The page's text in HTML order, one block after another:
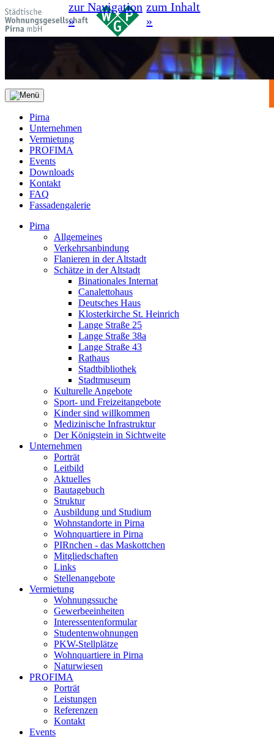
zur Navigation
»
zum Inhalt
»
Pirna
Unternehmen
Vermietung
PROFIMA
Events
Downloads
Kontakt
FAQ
Fassadengalerie
Pirna
Allgemeines
Verkehrsanbindung
Flanieren in der Altstadt
Schätze in der Altstadt
Binationales Internat
Canalettohaus
Deutsches Haus
Klosterkirche St. Heinrich
Lange Straße 25
Lange Straße 38a
Lange Straße 43
Rathaus
Stadtbibliothek
Stadtmuseum
Kulturelle Angebote
Sport- und Freizeitangebote
Kinder sind willkommen
Medizinische Infrastruktur
Der Königstein in Sichtweite
Unternehmen
Porträt
Leitbild
Aktuelles
Bautagebuch
Struktur
Ausbildung und Studium
Wohnstandorte in Pirna
Wohnquartiere in Pirna
PIRnchen - das Maskottchen
Mitgliedschaften
Links
Stellenangebote
Vermietung
Wohnungssuche
Gewerbeeinheiten
Interessentenformular
Studentenwohnungen
PKW-Stellplätze
Wohnquartiere in Pirna
Naturwiesen
PROFIMA
Porträt
Leistungen
Referenzen
Kontakt
Events